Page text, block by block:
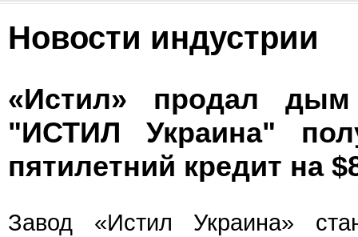
Новости индустрии
«Истил» продал
"ИСТИЛ Украина"
пятилетний кредит на
Завод «Истил Украина»